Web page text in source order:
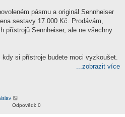
pásmu a originál Sennheiser
sestavy 17.000 Kč. Prodávám,
přístrojů Sennheiser, ale ne všechny
kdy si přístroje budete moci vyzkoušet.
...zobrazit více
Odpovědi: 0